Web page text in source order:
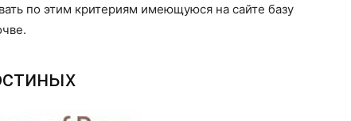
по этим критериям имеющуюся на сайте базу